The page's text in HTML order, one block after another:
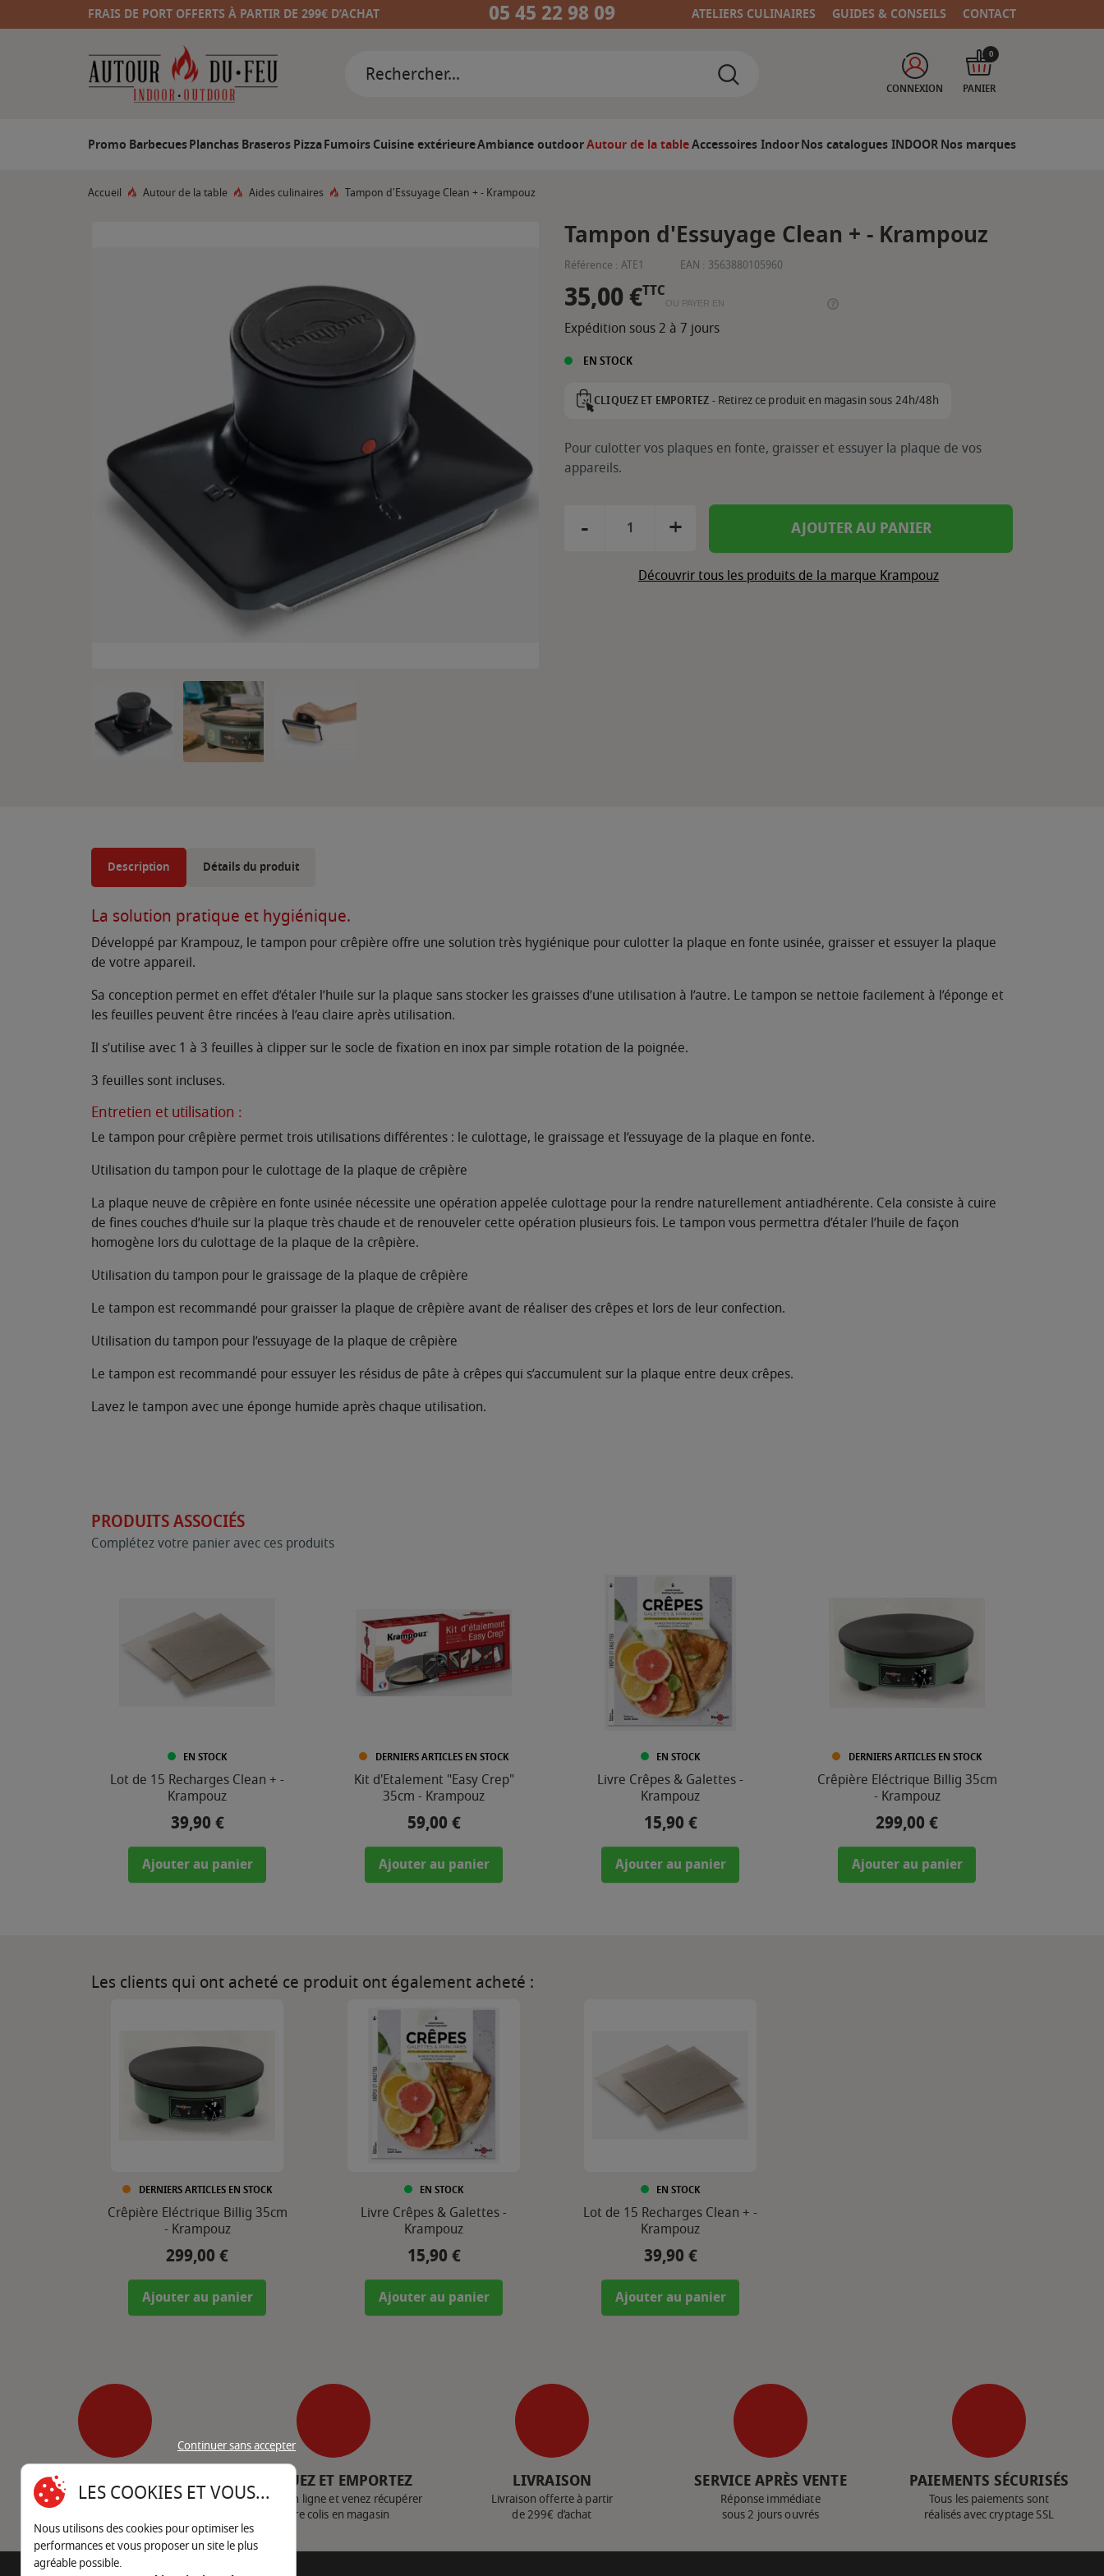
FRAIS DE PORT OFFERTS À PARTIR DE 299€ D’ACHAT 05 45 22 98 09 ATELIERS CULINAIRES GUIDES & CONSEILS CONTACT
CONNEXION PANIER
0
Promo BarbecuesPlanchasBraserosPizzaFumoirsCuisine extérieureAmbiance outdoorAutour de la tableAccessoires IndoorNos catalogues INDOORNos marques
Accueil Autour de la table Aides culinaires Tampon d'Essuyage Clean + - Krampouz
Tampon d'Essuyage Clean + - Krampouz
Référence : ATE1 EAN : 3563880105960
35,00 €TTC
OU PAYER EN
Expédition sous 2 à 7 jours
EN STOCK
CLIQUEZ ET EMPORTEZ -Retirez ce produit en magasin sous 24h/48h
Pour culotter vos plaques en fonte, graisser et essuyer la plaque de vos
appareils.
- + AJOUTER AU PANIER
Découvrir tous les produits de la marque Krampouz
Description Détails du produit
La solution pratique et hygiénique.
Développé par Krampouz, le tampon pour crêpière offre une solution très hygiénique pour culotter la plaque en fonte usinée, graisser et essuyer la plaque
de votre appareil.
Sa conception permet en effet d’étaler l’huile sur la plaque sans stocker les graisses d’une utilisation à l’autre. Le tampon se nettoie facilement à l’éponge et
les feuilles peuvent être rincées à l’eau claire après utilisation.
Il s’utilise avec 1 à 3 feuilles à clipper sur le socle de fixation en inox par simple rotation de la poignée.
3 feuilles sont incluses.
Entretien et utilisation :
Le tampon pour crêpière permet trois utilisations différentes : le culottage, le graissage et l’essuyage de la plaque en fonte.
Utilisation du tampon pour le culottage de la plaque de crêpière
La plaque neuve de crêpière en fonte usinée nécessite une opération appelée culottage pour la rendre naturellement antiadhérente. Cela consiste à cuire
de fines couches d’huile sur la plaque très chaude et de renouveler cette opération plusieurs fois. Le tampon vous permettra d’étaler l’huile de façon
homogène lors du culottage de la plaque de la crêpière.
Utilisation du tampon pour le graissage de la plaque de crêpière
Le tampon est recommandé pour graisser la plaque de crêpière avant de réaliser des crêpes et lors de leur confection.
Utilisation du tampon pour l’essuyage de la plaque de crêpière
Le tampon est recommandé pour essuyer les résidus de pâte à crêpes qui s’accumulent sur la plaque entre deux crêpes.
Lavez le tampon avec une éponge humide après chaque utilisation.
PRODUITS ASSOCIÉS
Complétez votre panier avec ces produits
EN STOCK
Lot de 15 Recharges Clean + -
Krampouz
Prix
39,90 €
Ajouter au panier
DERNIERS ARTICLES EN STOCK
Kit d'Etalement "Easy Crep"
35cm - Krampouz
Prix
59,00 €
Ajouter au panier
EN STOCK
Livre Crêpes & Galettes -
Krampouz
Prix
15,90 €
Ajouter au panier
DERNIERS ARTICLES EN STOCK
Crêpière Eléctrique Billig 35cm
- Krampouz
Prix
299,00 €
Ajouter au panier
Les clients qui ont acheté ce produit ont également acheté :
DERNIERS ARTICLES EN STOCK
Crêpière Eléctrique Billig 35cm
- Krampouz
Prix
299,00 €
Ajouter au panier
EN STOCK
Livre Crêpes & Galettes -
Krampouz
Prix
15,90 €
Ajouter au panier
EN STOCK
Lot de 15 Recharges Clean + -
Krampouz
Prix
39,90 €
Ajouter au panier
SERVICE CLIENT
Nous contacter
CLIQUEZ ET EMPORTEZ
Achetez en ligne et venez récupérer
votre colis en magasin
LIVRAISON
Livraison offerte à partir
de 299€ d’achat
SERVICE APRÈS VENTE
Réponse immédiate
sous 2 jours ouvrés
PAIEMENTS SÉCURISÉS
Tous les paiements sont
réalisés avec cryptage SSL
Continuer sans accepter
LES COOKIES ET VOUS...
Nous utilisons des cookies pour optimiser les
performances et vous proposer un site le plus
agréable possible.